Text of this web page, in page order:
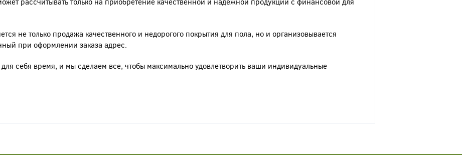
не только продажа качественного и недорогого покрытия для пола, но и организовывается
при оформлении заказа адрес.
себя время, и мы сделаем все, чтобы максимально удовлетворить ваши индивидуальные